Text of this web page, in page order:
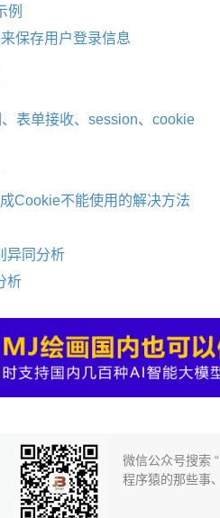
例
保存用户登录信息
表单接收、session、cookie
Cookie不能使用的解决方法
异同分析
析
微信公众号搜索
程序猿的那些事